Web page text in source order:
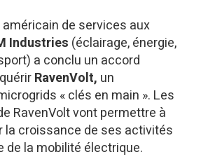
de services aux
Industries (éclairage, énergie,
a conclu un accord
RavenVolt, un
« clés en main ». Les
RavenVolt vont permettre à
la croissance de ses activités
de la mobilité électrique.